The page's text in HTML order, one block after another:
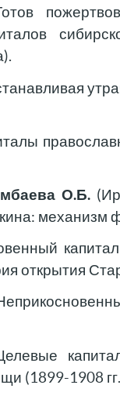
О.Б.
механизм
открытия
(1899-1908